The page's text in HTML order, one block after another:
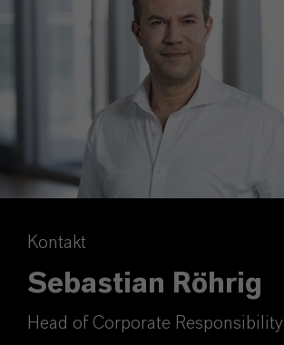
Kontakt
Sebastian Röhrig
Head of Corporate Responsibility